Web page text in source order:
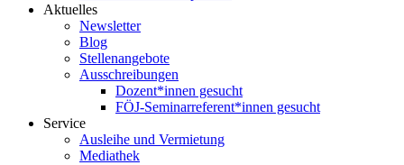
Aktuelles
Newsletter
Blog
Stellenangebote
Ausschreibungen
Dozent*innen gesucht
FÖJ-Seminarreferent*innen gesucht
Service
Ausleihe und Vermietung
Mediathek